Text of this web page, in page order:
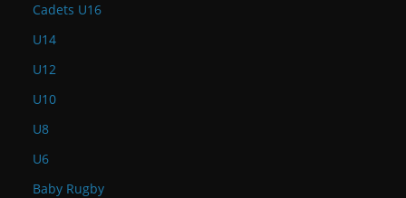
Cadets U16
U14
U12
U10
U8
U6
Baby Rugby